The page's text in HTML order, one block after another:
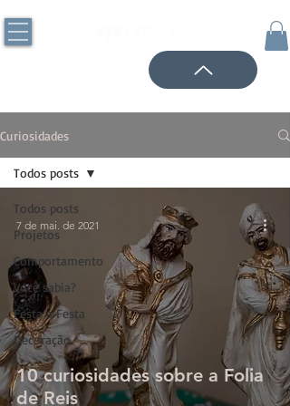
Curiosidades
Todos posts
Projetos
Comportamento
Você sabia?
Festa a Festa
Decoração
Todos posts
10 curiosidades sobre a Folia
de Reis
7 de mai. de 2021